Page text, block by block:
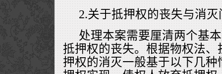
2.关于抵押权的丧失与消灭
处理本案需要厘清两个基
抵押权的丧失。根据物权法
押权的消灭一般基于以下几